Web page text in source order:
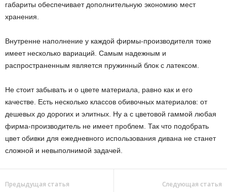
габариты обеспечивает дополнительную экономию мест
хранения.
Внутренне наполнение у каждой фирмы-производителя тоже
имеет несколько вариаций. Самым надежным и
распространенным является пружинный блок с латексом.
Не стоит забывать и о цвете материала, равно как и его
качестве. Есть несколько классов обивочных материалов: от
дешевых до дорогих и элитных. Ну а с цветовой гаммой любая
фирма-производитель не имеет проблем. Так что подобрать
цвет обивки для ежедневного использования дивана не станет
сложной и невыполнимой задачей.
Предыдущая статья Следующая статья